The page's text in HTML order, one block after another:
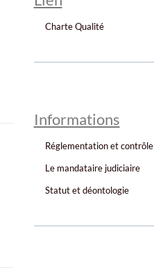
Charte Qualité
Informations
Réglementation et contrôle
Le mandataire judiciaire
Statut et déontologie